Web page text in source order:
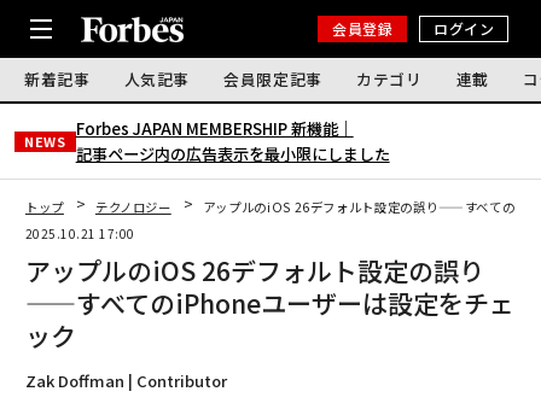
会員登録 ログイン
新着記事 人気記事 会員限定記事 カテゴリ 連載
NEWS
Forbes JAPAN MEMBERSHIP 新機能｜
記事ページ内の広告表示を最小限にしました
トップ テクノロジー
アップルのiOS 26デフォルト設定の誤り——すべての
2025.10.21 17:00
アップルのiOS 26デフォルト設定の誤り
——すべてのiPhoneユーザーは設定をチェ
ック
Zak Doffman | Contributor